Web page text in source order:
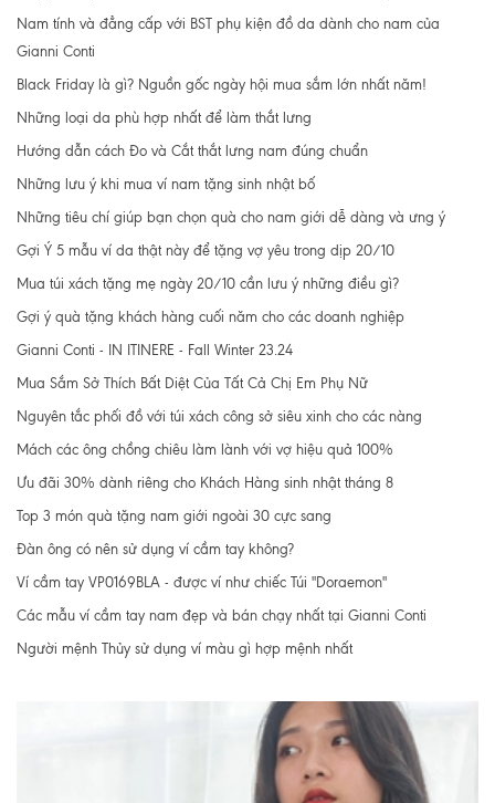
Nam tính và đẳng cấp với BST phụ kiện đồ da dành cho nam của
Gianni Conti
Black Friday là gì? Nguồn gốc ngày hội mua sắm lớn nhất năm!
Những loại da phù hợp nhất để làm thắt lưng
Hướng dẫn cách Đo và Cắt thắt lưng nam đúng chuẩn
Những lưu ý khi mua ví nam tặng sinh nhật bố
Những tiêu chí giúp bạn chọn quà cho nam giới dễ dàng và ưng ý
Gợi Ý 5 mẫu ví da thật này để tặng vợ yêu trong dịp 20/10
Mua túi xách tặng mẹ ngày 20/10 cần lưu ý những điều gì?
Gợi ý quà tặng khách hàng cuối năm cho các doanh nghiệp
Gianni Conti - IN ITINERE - Fall Winter 23.24
Mua Sắm Sở Thích Bất Diệt Của Tất Cả Chị Em Phụ Nữ
Nguyên tắc phối đồ với túi xách công sở siêu xinh cho các nàng
Mách các ông chồng chiêu làm lành với vợ hiệu quả 100%
Ưu đãi 30% dành riêng cho Khách Hàng sinh nhật tháng 8
Top 3 món quà tặng nam giới ngoài 30 cực sang
Đàn ông có nên sử dụng ví cầm tay không?
Ví cầm tay VP0169BLA - được ví như chiếc Túi "Doraemon"
Các mẫu ví cầm tay nam đẹp và bán chạy nhất tại Gianni Conti
Người mệnh Thủy sử dụng ví màu gì hợp mệnh nhất